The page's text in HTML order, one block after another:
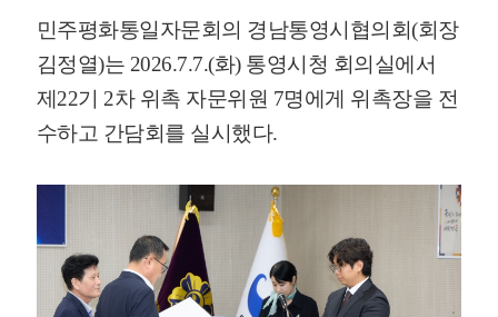
민주평화통일자문회의 경남통영시협의회(회장
김정열)는 2026.7.7.(화) 통영시청 회의실에서
제22기 2차 위촉 자문위원 7명에게 위촉장을 전
수하고 간담회를 실시했다.